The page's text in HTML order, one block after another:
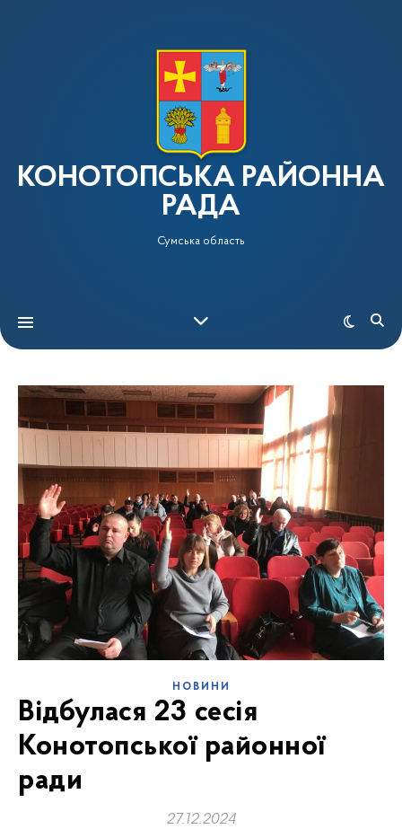
КОНОТОПСЬКА РАЙОННА
РАДА
Сумська область
НОВИНИ
Відбулася 23 сесія
Конотопської районної
ради
27.12.2024